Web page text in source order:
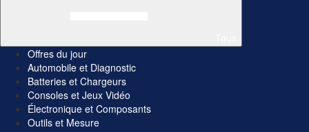
Offres du jour
Automobile et Diagnostic
Batteries et Chargeurs
Consoles et Jeux Vidéo
Électronique et Composants
Outils et Mesure